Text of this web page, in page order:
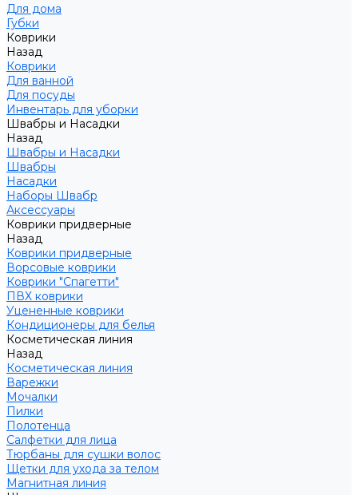
Для дома
Губки
Коврики
Назад
Коврики
Для ванной
Для посуды
Инвентарь для уборки
Швабры и Насадки
Назад
Швабры и Насадки
Швабры
Насадки
Наборы Швабр
Аксессуары
Коврики придверные
Назад
Коврики придверные
Ворсовые коврики
Коврики "Спагетти"
ПВХ коврики
Уцененные коврики
Кондиционеры для белья
Косметическая линия
Назад
Косметическая линия
Варежки
Мочалки
Пилки
Полотенца
Салфетки для лица
Тюрбаны для сушки волос
Щетки для ухода за телом
Магнитная линия